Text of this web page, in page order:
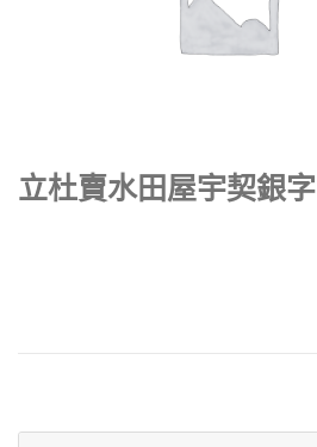
立杜賣水田屋宇契銀字